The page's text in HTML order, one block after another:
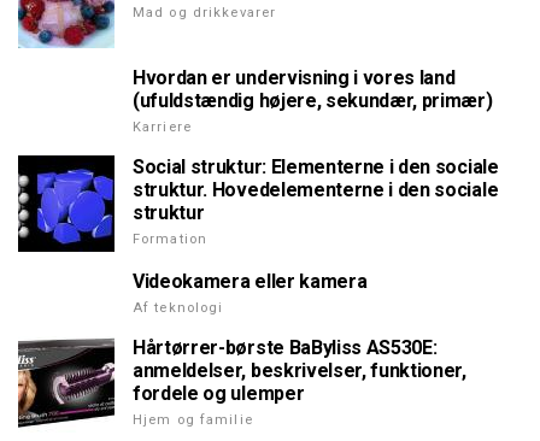
Mad og drikkevarer
Hvordan er undervisning i vores land
(ufuldstændig højere, sekundær, primær)
Karriere
Social struktur: Elementerne i den sociale
struktur. Hovedelementerne i den sociale
struktur
Formation
Videokamera eller kamera
Af teknologi
Hårtørrer-børste BaByliss AS530E:
anmeldelser, beskrivelser, funktioner,
fordele og ulemper
Hjem og familie